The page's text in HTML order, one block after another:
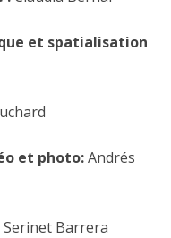
et spatialisation
et photo:Andrés
Serinet Barrera